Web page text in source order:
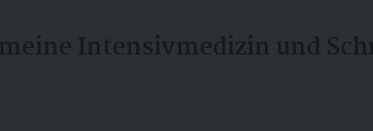
Intensivmedizin und